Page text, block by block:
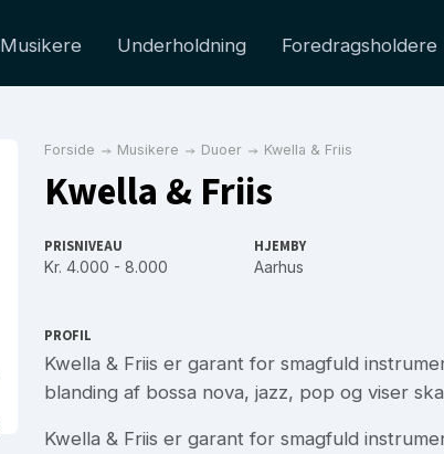
Musikere Underholdning Foredragsholdere
Forside Musikere Duoer Kwella & Friis
Kwella & Friis
PRISNIVEAU
Kr. 4.000 - 8.000
HJEMBY
Aarhus
PROFIL
Kwella & Friis er garant for smagfuld
blanding af bossa nova, jazz, pop og viser
Kwella & Friis er garant for smagfuld